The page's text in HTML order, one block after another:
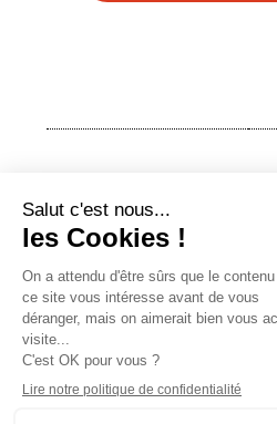
Booster la visibilité d’une